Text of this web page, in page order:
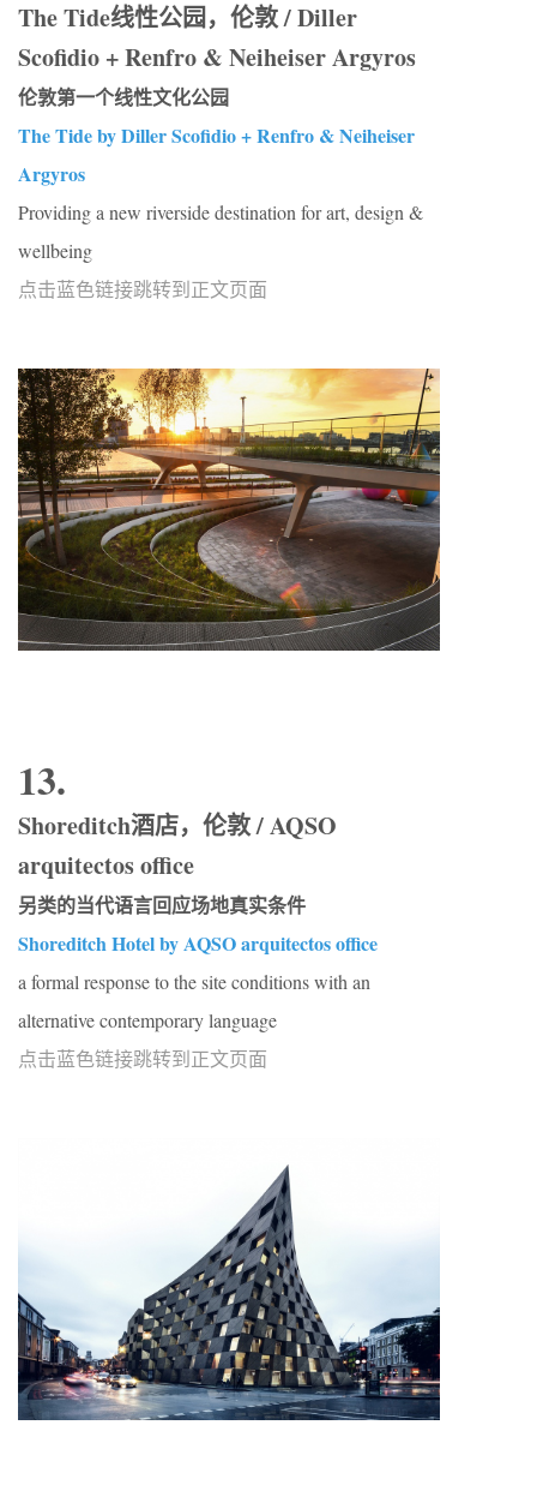
The Tide线性公园，伦敦 / Diller
Scofidio + Renfro & Neiheiser Argyros
伦敦第一个线性文化公园
The Tide by Diller Scofidio + Renfro & Neiheiser
Argyros
Providing a new riverside destination for art, design &
wellbeing
点击蓝色链接跳转到正文页面
13.
Shoreditch酒店，伦敦 / AQSO
arquitectos office
另类的当代语言回应场地真实条件
Shoreditch Hotel by AQSO arquitectos office
a formal response to the site conditions with an
alternative contemporary language
点击蓝色链接跳转到正文页面